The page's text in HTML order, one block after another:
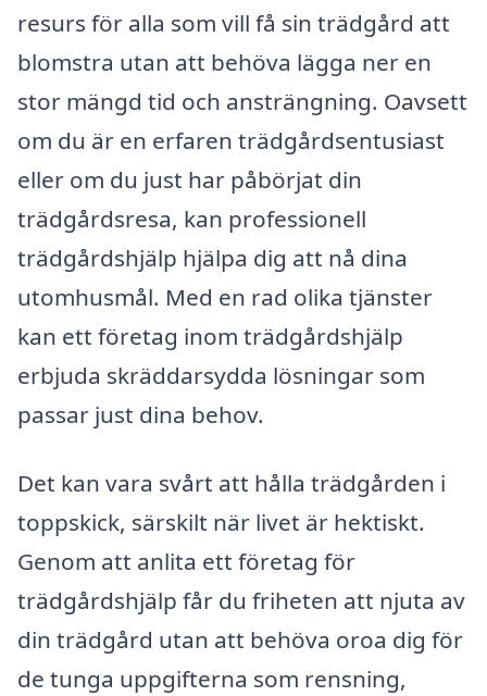
resurs för alla som vill få sin trädgård att
blomstra utan att behöva lägga ner en
stor mängd tid och ansträngning. Oavsett
om du är en erfaren trädgårdsentusiast
eller om du just har påbörjat din
trädgårdsresa, kan professionell
trädgårdshjälp hjälpa dig att nå dina
utomhusmål. Med en rad olika tjänster
kan ett företag inom trädgårdshjälp
erbjuda skräddarsydda lösningar som
passar just dina behov.
Det kan vara svårt att hålla trädgården i
toppskick, särskilt när livet är hektiskt.
Genom att anlita ett företag för
trädgårdshjälp får du friheten att njuta av
din trädgård utan att behöva oroa dig för
de tunga uppgifterna som rensning,